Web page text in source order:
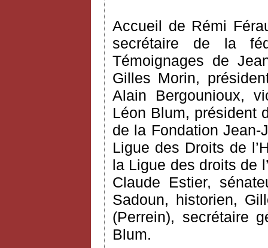
Accueil de Rémi
secrétaire de la
Témoignages de
Gilles Morin,
Alain Bergounioux,
Léon Blum, président
de la Fondation Jean-
Ligue des Droits de
la Ligue des droits de
Claude Estier,
Sadoun, historien,
(Perrein), secrétaire
Blum.